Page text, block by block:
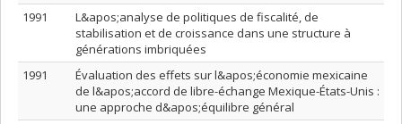
1991
L&apos;analyse de politiques de fiscalité, de
stabilisation et de croissance dans une structure à
générations imbriquées
1991
Évaluation des effets sur l&apos;économie mexicaine
de l&apos;accord de libre-échange Mexique-États-Unis :
une approche d&apos;équilibre général